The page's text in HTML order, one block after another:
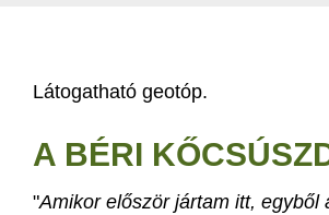
Látogatható geotóp.
A BÉRI
"Amikor először jártam itt, egyből